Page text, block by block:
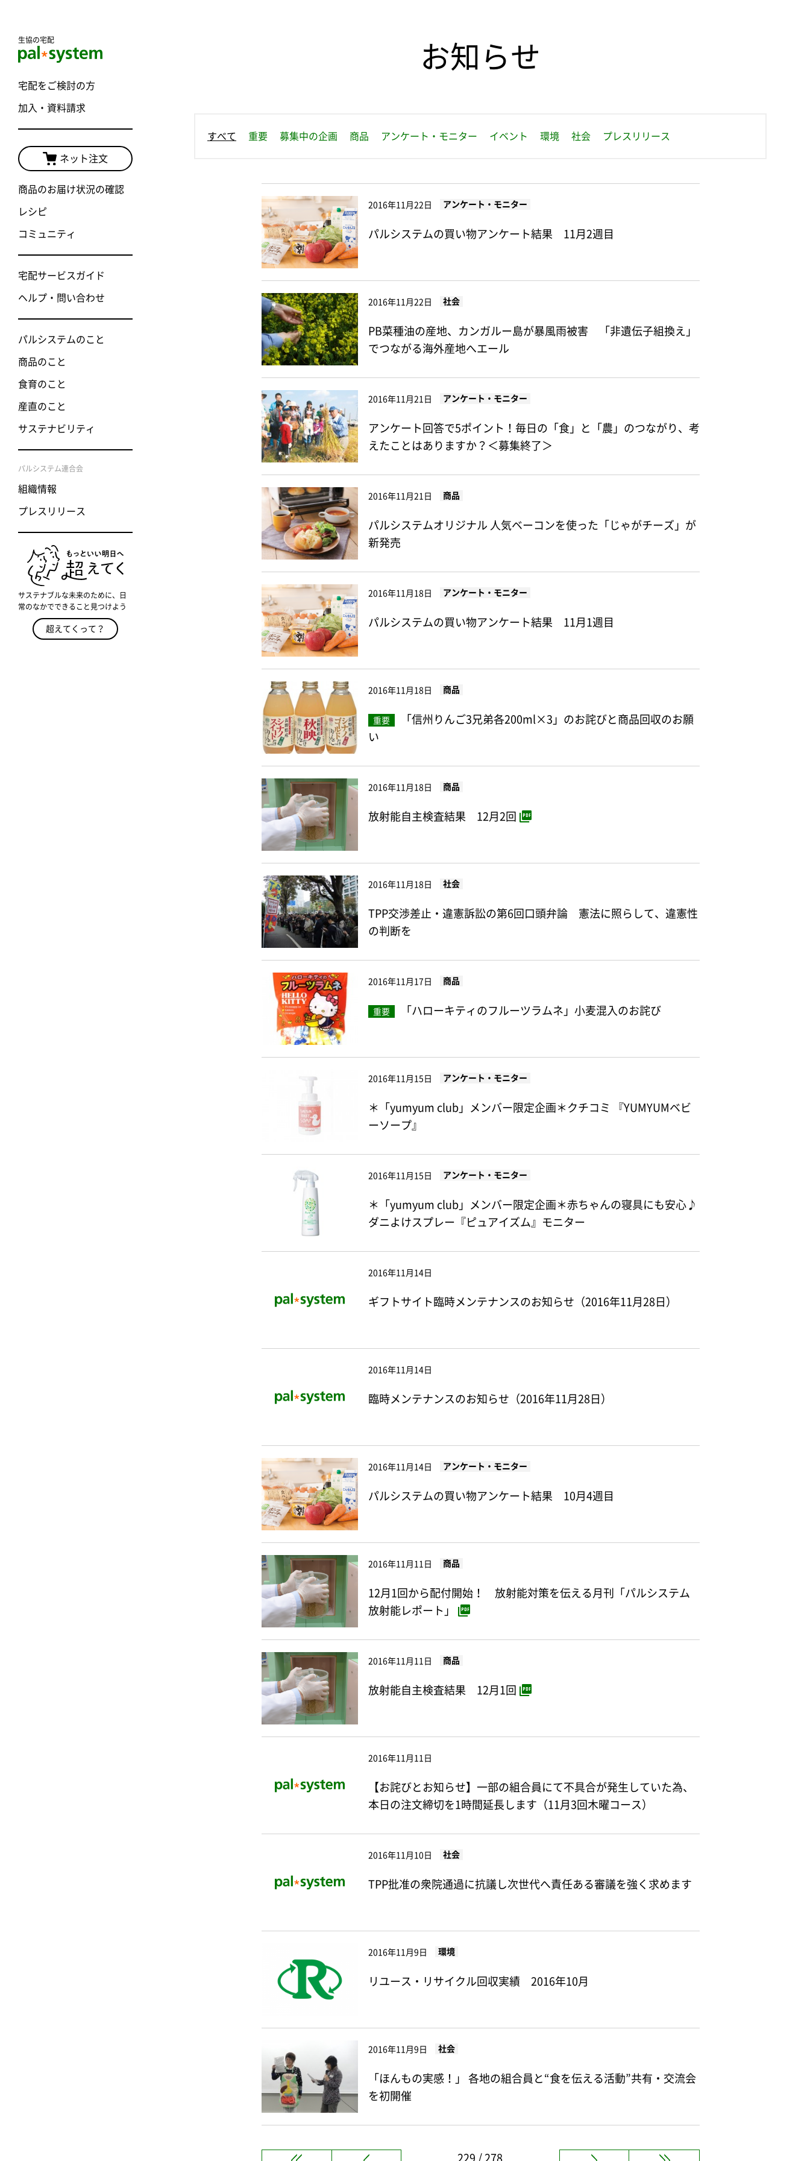
生協の宅配
宅配をご検討の方
加入・資料請求
ネット注文
商品のお届け状況の確認
レシピ
コミュニティ
宅配サービスガイド
ヘルプ・問い合わせ
パルシステムのこと
商品のこと
食育のこと
産直のこと
サステナビリティ
パルシステム連合会
組織情報
プレスリリース
サステナブルな未来のために、日
常のなかでできること見つけよう
超えてくって？
お知らせ
すべて 重要 募集中の企画 商品 アンケート・モニター イベント 環境 社会 プレスリリース
2016年11月22日 アンケート・モニター
パルシステムの買い物アンケート結果 11月2週目
2016年11月22日 社会
PB菜種油の産地、カンガルー島が暴風雨被害 「非遺伝子組換え」
でつながる海外産地へエール
2016年11月21日 アンケート・モニター
アンケート回答で5ポイント！毎日の「食」と「農」のつながり、考
えたことはありますか？＜募集終了＞
2016年11月21日 商品
パルシステムオリジナル 人気ベーコンを使った「じゃがチーズ」が
新発売
2016年11月18日 アンケート・モニター
パルシステムの買い物アンケート結果 11月1週目
2016年11月18日 商品
重要
「信州りんご3兄弟各200ml×3」のお詫びと商品回収のお願
い
2016年11月18日 商品
放射能自主検査結果 12月2回
2016年11月18日 社会
TPP交渉差止・違憲訴訟の第6回口頭弁論 憲法に照らして、違憲性
の判断を
2016年11月17日 商品
重要 「ハローキティのフルーツラムネ」小麦混入のお詫び
2016年11月15日 アンケート・モニター
＊「yumyum club」メンバー限定企画＊クチコミ 『YUMYUMベビ
ーソープ』
2016年11月15日 アンケート・モニター
＊「yumyum club」メンバー限定企画＊赤ちゃんの寝具にも安心♪
ダニよけスプレー『ピュアイズム』モニター
2016年11月14日
ギフトサイト臨時メンテナンスのお知らせ（2016年11月28日）
2016年11月14日
臨時メンテナンスのお知らせ（2016年11月28日）
2016年11月14日 アンケート・モニター
パルシステムの買い物アンケート結果 10月4週目
2016年11月11日 商品
12月1回から配付開始！ 放射能対策を伝える月刊「パルシステム
放射能レポート」
2016年11月11日 商品
放射能自主検査結果 12月1回
2016年11月11日
【お詫びとお知らせ】一部の組合員にて不具合が発生していた為、
本日の注文締切を1時間延長します（11月3回木曜コース）
2016年11月10日 社会
TPP批准の衆院通過に抗議し次世代へ責任ある審議を強く求めます
2016年11月9日 環境
リユース・リサイクル回収実績 2016年10月
2016年11月9日 社会
「ほんもの実感！」 各地の組合員と“食を伝える活動”共有・交流会
を初開催
229 / 278